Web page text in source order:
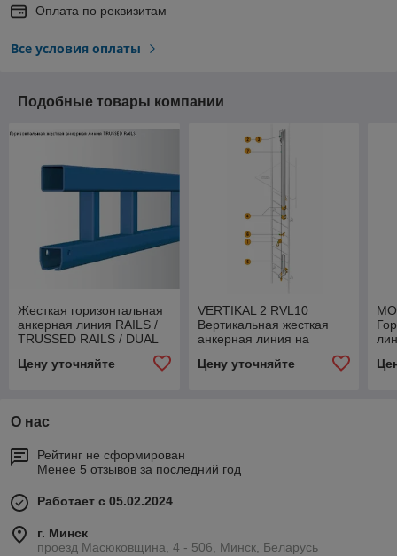
Оплата по реквизитам
Все условия оплаты
Подобные товары компании
Жесткая горизонтальная
анкерная линия RAILS /
TRUSSED RAILS / DUAL
Цену уточняйте
VERTIKAL 2 RVL10
Вертикальная жесткая
анкерная линия на
Цену уточняйте
О нас
Рейтинг не сформирован
Менее 5 отзывов за последний год
Работает с 05.02.2024
г. Минск
проезд Масюковщина, 4 - 506, Минск, Беларусь